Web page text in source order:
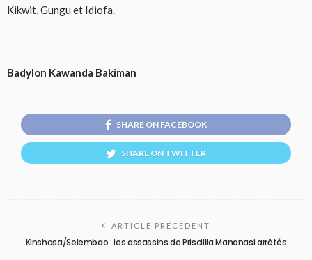
Kikwit, Gungu et Idiofa.
Badylon Kawanda Bakiman
SHARE ON FACEBOOK
SHARE ON TWITTER
ARTICLE PRÉCÉDENT
Kinshasa/Selembao : les assassins de Priscillia Mananasi arrêtés